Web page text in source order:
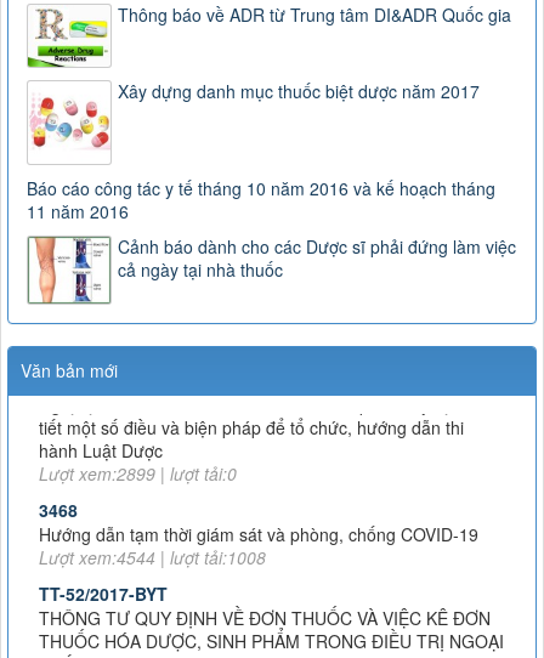
Thông báo về ADR từ Trung tâm DI&ADR Quốc gia
Xây dựng danh mục thuốc biệt dược năm 2017
Báo cáo công tác y tế tháng 10 năm 2016 và kế hoạch tháng
11 năm 2016
Cảnh báo dành cho các Dược sĩ phải đứng làm việc
cả ngày tại nhà thuốc
Văn bản mới
163/2025/NĐ-CP
Nghị định số 163/2025/NĐ-CP của Chính phủ: Quy định chi
tiết một số điều và biện pháp để tổ chức, hướng dẫn thi
hành Luật Dược
Lượt xem:2899 | lượt tải:0
3468
Hướng dẫn tạm thời giám sát và phòng, chống COVID-19
Lượt xem:4544 | lượt tải:1008
TT-52/2017-BYT
THÔNG TƯ QUY ĐỊNH VỀ ĐƠN THUỐC VÀ VIỆC KÊ ĐƠN
THUỐC HÓA DƯỢC, SINH PHẨM TRONG ĐIỀU TRỊ NGOẠI
TRÚ
Lượt xem:8015 | lượt tải:1379